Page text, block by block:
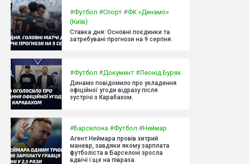
#Футбол #Спорт #ФК «Динамо»
(Київ)
Ставка дня: Основні поєдинки та
затребувані прогнози на 9 серпня.
#Футбол #Документ #Леонід Буряк
Динамо повідомило про укладення
офіційної угоди відразу після
зустрічі з Карабахом.
#Барселона #Футбол #Неймар
Агент Неймара провів хитрий
маневр, завдяки якому зарплата
футболіста в Барселоні зросла
вдвічі і ще на півраза.